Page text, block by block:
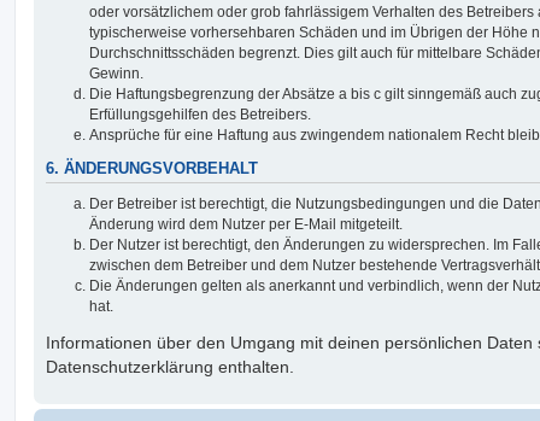
oder vorsätzlichem oder grob fahrlässigem Verhalten des Betreibers
typischerweise vorhersehbaren Schäden und im Übrigen der Höhe
Durchschnittsschäden begrenzt. Dies gilt auch für mittelbare
Gewinn.
Die Haftungsbegrenzung der Absätze a bis c gilt sinngemäß auch
Erfüllungsgehilfen des Betreibers.
Ansprüche für eine Haftung aus zwingendem nationalem Recht
6. ÄNDERUNGSVORBEHALT
Der Betreiber ist berechtigt, die Nutzungsbedingungen und die
Änderung wird dem Nutzer per E-Mail mitgeteilt.
Der Nutzer ist berechtigt, den Änderungen zu widersprechen. Im
zwischen dem Betreiber und dem Nutzer bestehende
Die Änderungen gelten als anerkannt und verbindlich, wenn der
hat.
Informationen über den Umgang mit deinen persönlichen Daten
Datenschutzerklärung enthalten.